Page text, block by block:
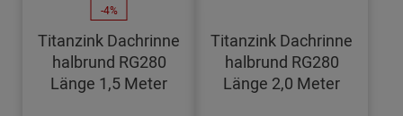
-4%
Titanzink Dachrinne
halbrund RG280
Länge 1,5 Meter
Titanzink Dachrinne
halbrund RG280
Länge 2,0 Meter